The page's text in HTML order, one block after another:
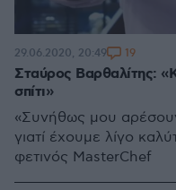
Σταύρος Βαρθαλίτης:
σπίτι»
«Συνήθως μου
γιατί έχουμε λίγο
φετινός MasterChef
29.06.2020, 20:49 19